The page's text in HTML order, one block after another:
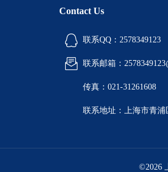
Contact Us
联系QQ：2578349123
联系邮箱：
传真：021-31261608
联系地址：上海市青浦
©2026